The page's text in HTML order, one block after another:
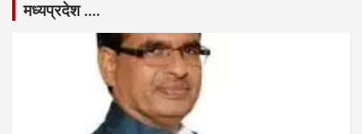
मध्यप्रदेश ….